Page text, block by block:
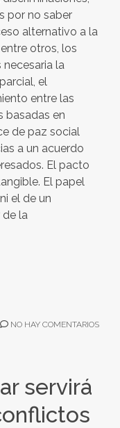
por no saber
alternativo a la
otros, los
necesaria la
el
entre las
basadas en
de paz social
a un acuerdo
El pacto
El papel
el de un
de la
NO HAY COMENTARIOS
servirá